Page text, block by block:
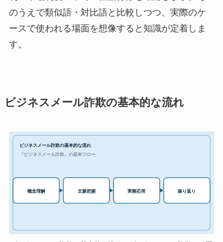
のうえで類似語・対比語と比較しつつ、実際のケ
ースで使われる場面を想像すると知識が定着しま
す。
ビジネスメール詐欺の基本的な流れ
ビジネスメール詐欺の基本的な流れ
『ビジネスメール詐欺』の基本フロー
概念理解 文脈把握 実務応用 振り返り